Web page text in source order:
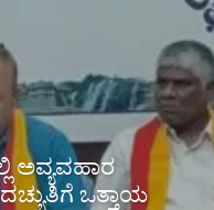
ಅವ್ಯವಹಾರ
ಒತ್ತಾಯ